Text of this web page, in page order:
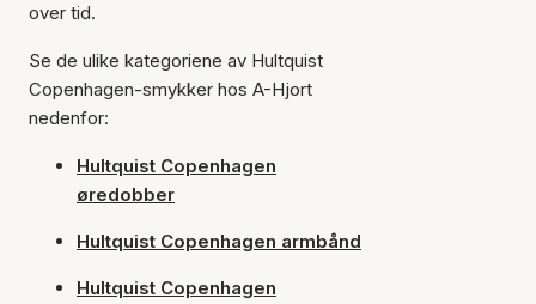
over tid.
Se de ulike kategoriene av Hultquist
Copenhagen-smykker hos A-Hjort
nedenfor:
Hultquist Copenhagen
øredobber
Hultquist Copenhagen armbånd
Hultquist Copenhagen